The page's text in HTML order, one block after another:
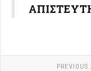
PREVIOUS